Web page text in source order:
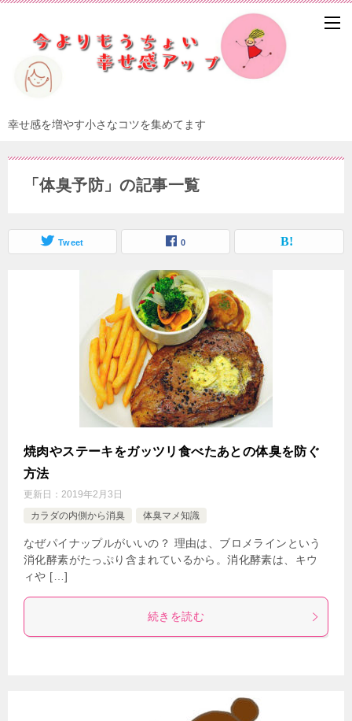
幸せ感を増やす小さなコツを集めてます
「体臭予防」の記事一覧
Tweet 0
焼肉やステーキをガッツリ食べたあとの体臭を防ぐ
方法
更新日： 2019年2月3日
カラダの内側から消臭
体臭マメ知識
なぜパイナップルがいいの？ 理由は、ブロメラインという
消化酵素がたっぷり含まれているから。消化酵素は、キウ
ィや […]
続きを読む